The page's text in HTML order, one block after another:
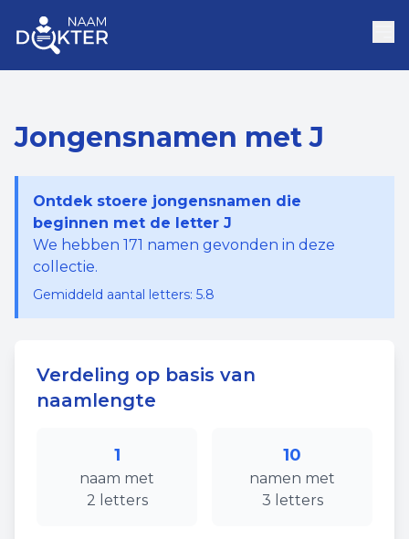
Jongensnamen met J
Ontdek stoere jongensnamen die
beginnen met de letter J
We hebben 171 namen gevonden in deze
collectie.
Gemiddeld aantal letters: 5.8
Verdeling op basis van
naamlengte
1
naam met
2 letters
10
namen met
3 letters